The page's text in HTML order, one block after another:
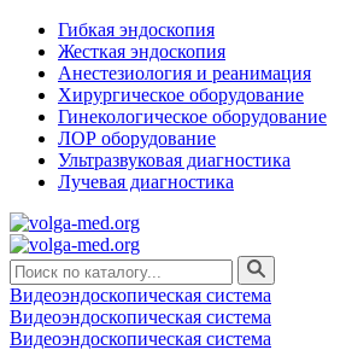
Гибкая эндоскопия
Жесткая эндоскопия
Анестезиология и реанимация
Хирургическое оборудование
Гинекологическое оборудование
ЛОР оборудование
Ультразвуковая диагностика
Лучевая диагностика
Видеоэндоскопическая система
Видеоэндоскопическая система
Видеоэндоскопическая система